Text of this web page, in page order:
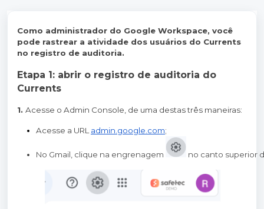
Como administrador do Google Workspace, você
pode rastrear a atividade dos usuários do Currents
no registro de auditoria.
Etapa 1: abrir o registro de auditoria do
Currents
1. Acesse o Admin Console, de uma destas três maneiras:
Acesse a URL admin.google.com;
No Gmail, clique na engrenagem no canto superior